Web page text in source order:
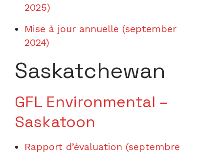
2025)
Mise à jour annuelle (september
2024)
Saskatchewan
GFL Environmental –
Saskatoon
Rapport d’évaluation (septembre